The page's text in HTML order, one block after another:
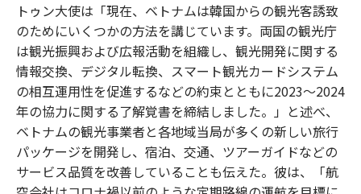
トゥン大使は「現在、ベトナムは韓国からの観光客誘致
のためにいくつかの方法を講じています。両国の観光庁
は観光振興および広報活動を組織し、観光開発に関する
情報交換、デジタル転換、スマート観光カードシステム
の相互運用性を促進するなどの約束とともに2023～2024
年の協力に関する了解覚書を締結しました。」と述べ、
ベトナムの観光事業者と各地域当局が多くの新しい旅行
パッケージを開発し、宿泊、交通、ツアーガイドなどの
サービス品質を改善していることも伝えた。彼は、「航